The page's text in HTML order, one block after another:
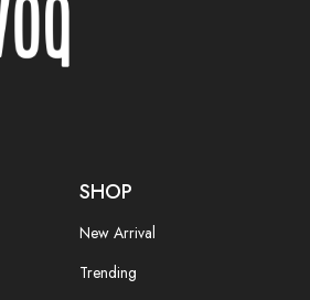
SHOP
New Arrival
Trending